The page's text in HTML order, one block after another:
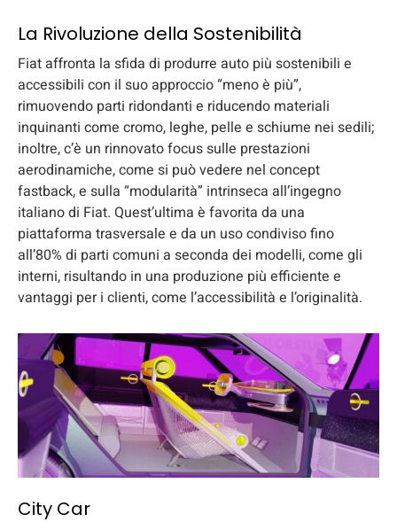
La Rivoluzione della Sostenibilità
Fiat affronta la sfida di produrre auto più sostenibili e
accessibili con il suo approccio “meno è più”,
rimuovendo parti ridondanti e riducendo materiali
inquinanti come cromo, leghe, pelle e schiume nei sedili;
inoltre, c’è un rinnovato focus sulle prestazioni
aerodinamiche, come si può vedere nel concept
fastback, e sulla “modularità” intrinseca all’ingegno
italiano di Fiat. Quest’ultima è favorita da una
piattaforma trasversale e da un uso condiviso fino
all’80% di parti comuni a seconda dei modelli, come gli
interni, risultando in una produzione più efficiente e
vantaggi per i clienti, come l’accessibilità e l’originalità.
City Car